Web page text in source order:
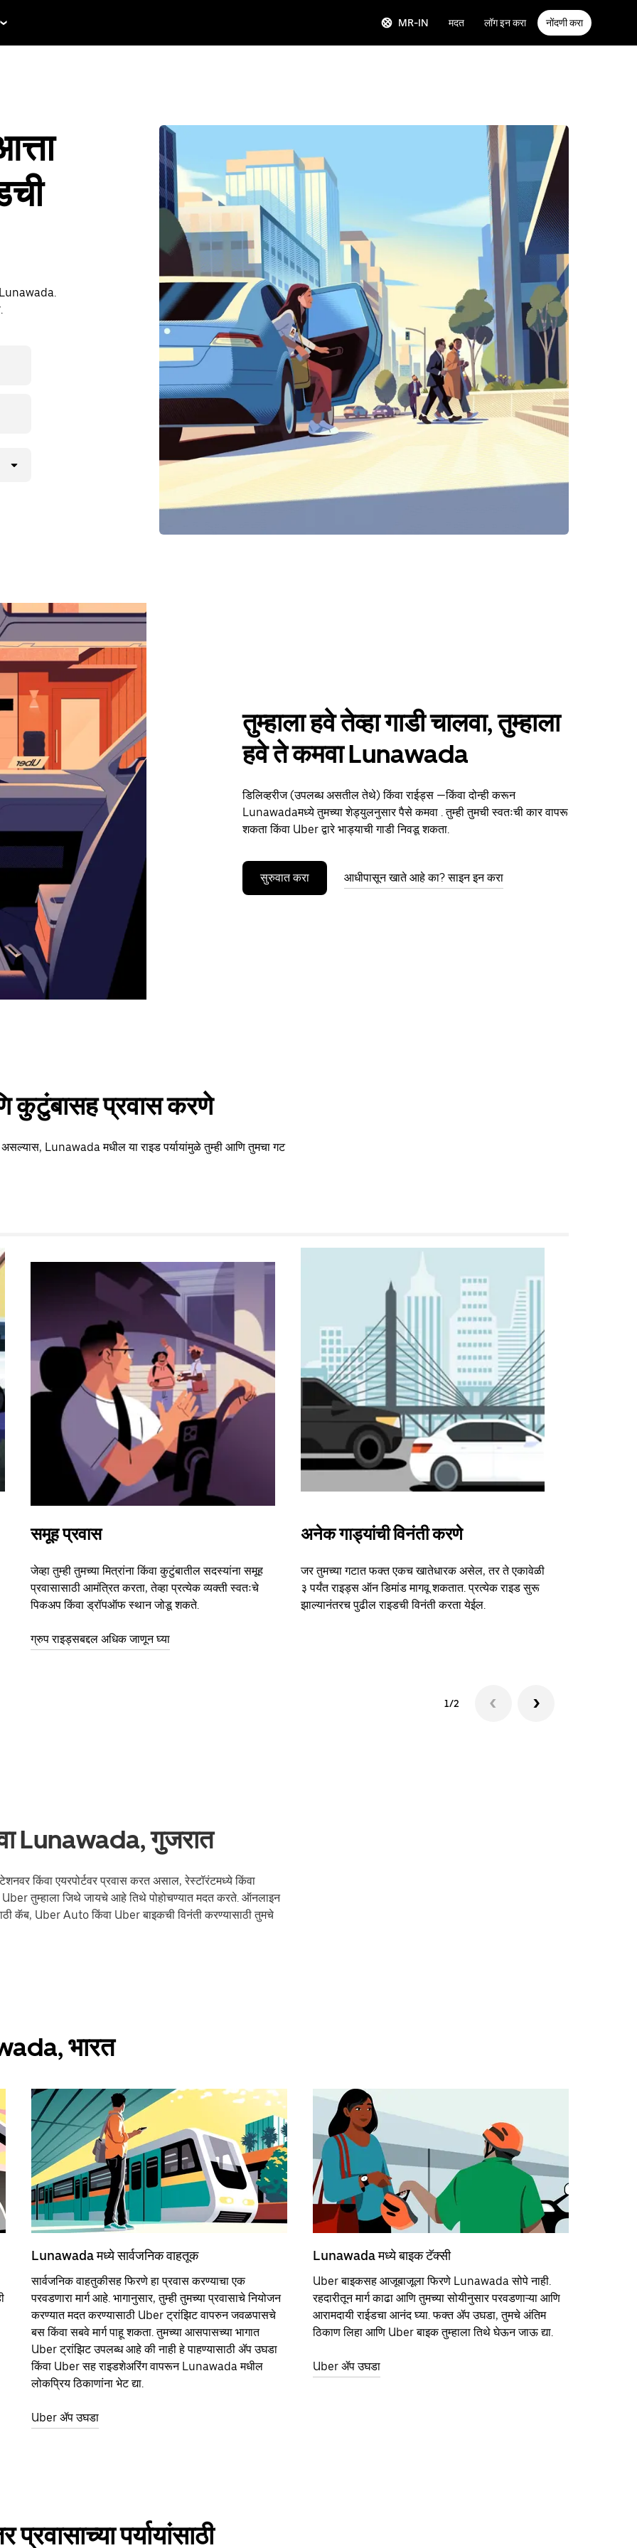
MR-IN मदत लॉग इन करा नोंदणी करा
तुम्हाला हवे तेव्हा गाडी चालवा, तुम्हाला
हवे ते कमवा Lunawada
डिलिव्हरीज (उपलब्ध असतील तेथे) किंवा राईड्स —किंवा दोन्ही करून
Lunawadaमध्ये तुमच्या शेड्युलनुसार पैसे कमवा . तुम्ही तुमची स्वतःची कार वापरू
शकता किंवा Uber द्वारे भाड्याची गाडी निवडू शकता.
सुरुवात करा आधीपासून खाते आहे का? साइन इन करा
कुटुंबासह प्रवास करणे
असल्यास, Lunawada मधील या राइड पर्यायांमुळे तुम्ही आणि तुमचा गट
समूह प्रवास
जेव्हा तुम्ही तुमच्या मित्रांना किंवा कुटुंबातील सदस्यांना समूह
प्रवासासाठी आमंत्रित करता, तेव्हा प्रत्येक व्यक्ती स्वतःचे
पिकअप किंवा ड्रॉपऑफ स्थान जोडू शकते.
ग्रुप राइड्सबद्दल अधिक जाणून घ्या
अनेक गाड्यांची विनंती करणे
जर तुमच्या गटात फक्त एकच खातेधारक असेल, तर ते एकावेळी
३ पर्यंत राइड्स ऑन डिमांड मागवू शकतात. प्रत्येक राइड सुरू
झाल्यानंतरच पुढील राइडची विनंती करता येईल.
1/2
Lunawada, गुजरात
किंवा एयरपोर्टवर प्रवास करत असाल, रेस्टॉरंटमध्ये किंवा
तुम्हाला जिथे जायचे आहे तिथे पोहोचण्यात मदत करते. ऑनलाइन
कॅब, Uber Auto किंवा Uber बाइकची विनंती करण्यासाठी तुमचे
भारत
Lunawada मध्ये सार्वजनिक वाहतूक
सार्वजनिक वाहतुकीसह फिरणे हा प्रवास करण्याचा एक
परवडणारा मार्ग आहे. भागानुसार, तुम्ही तुमच्या प्रवासाचे नियोजन
करण्यात मदत करण्यासाठी Uber ट्रांझिट वापरुन जवळपासचे
बस किंवा सबवे मार्ग पाहू शकता. तुमच्या आसपासच्या भागात
Uber ट्रांझिट उपलब्ध आहे की नाही हे पाहण्यासाठी ॲप उघडा
किंवा Uber सह राइडशेअरिंग वापरून Lunawada मधील
लोकप्रिय ठिकाणांना भेट द्या.
Uber ॲप उघडा
Lunawada मध्ये बाइक टॅक्सी
Uber बाइकसह आजूबाजूला फिरणे Lunawada सोपे नाही.
रहदारीतून मार्ग काढा आणि तुमच्या सोयीनुसार परवडणाऱ्या आणि
आरामदायी राईडचा आनंद घ्या. फक्त ॲप उघडा, तुमचे अंतिम
ठिकाण लिहा आणि Uber बाइक तुम्हाला तिथे घेऊन जाऊ द्या.
Uber ॲप उघडा
पर्यायांसाठी